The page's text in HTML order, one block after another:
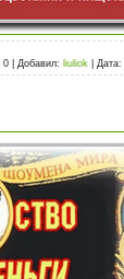
0 Добавил: liuliok Дата: